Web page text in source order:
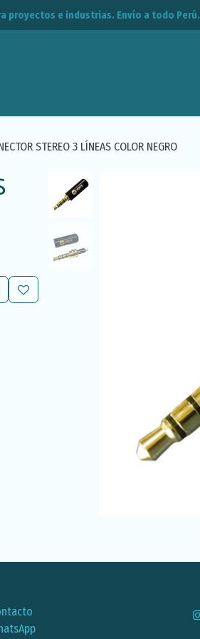
proyectos e industrias. Envío a todo Perú.
STEREO 3 LÍNEAS COLOR NEGRO